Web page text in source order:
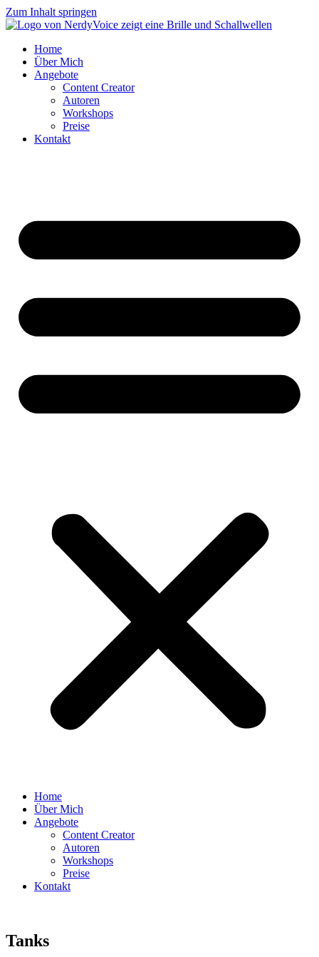
Zum Inhalt springen
Home
Über Mich
Angebote
Content Creator
Autoren
Workshops
Preise
Kontakt
Home
Über Mich
Angebote
Content Creator
Autoren
Workshops
Preise
Kontakt
Tanks